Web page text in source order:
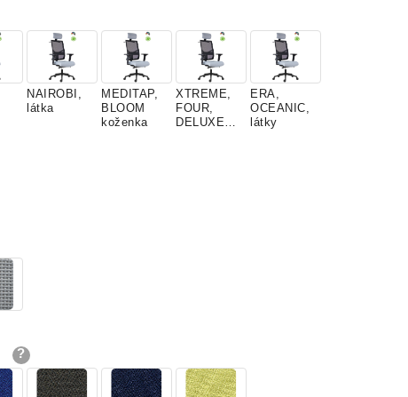
NAIROBI,
látka
MEDITAP,
BLOOM
koženka
XTREME,
FOUR,
DELUXE
ERA,
OCEANIC,
látky